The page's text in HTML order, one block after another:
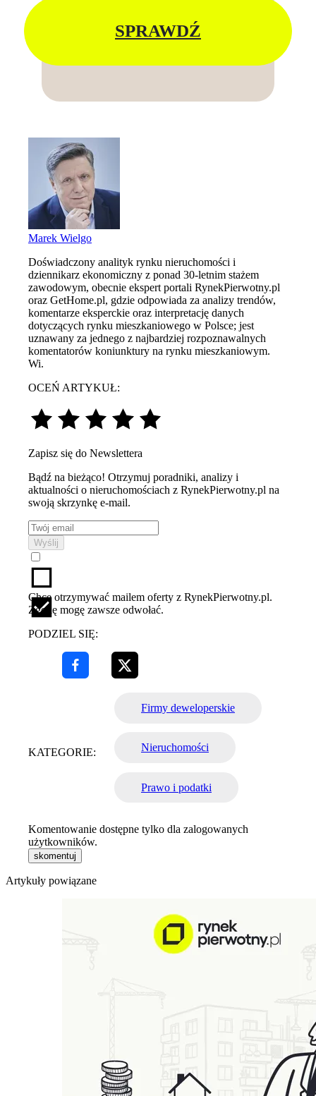
SPRAWDŹ
Marek Wielgo
Doświadczony analityk rynku nieruchomości i
dziennikarz ekonomiczny z ponad 30-letnim stażem
zawodowym, obecnie ekspert portali RynekPierwotny.pl
oraz GetHome.pl, gdzie odpowiada za analizy trendów,
komentarze eksperckie oraz interpretację danych
dotyczących rynku mieszkaniowego w Polsce; jest
uznawany za jednego z najbardziej rozpoznawalnych
komentatorów koniunktury na rynku mieszkaniowym.
Wi.
OCEŃ ARTYKUŁ:
Zapisz się do Newslettera
Bądź na bieżąco! Otrzymuj poradniki, analizy i
aktualności o nieruchomościach z RynekPierwotny.pl na
swoją skrzynkę e-mail.
Wyślij
Chcę otrzymywać mailem oferty z RynekPierwotny.pl.
Zgodę mogę zawsze odwołać.
PODZIEL SIĘ:
KATEGORIE:
Firmy deweloperskie
Nieruchomości
Prawo i podatki
Komentowanie dostępne tylko dla zalogowanych
użytkowników.
skomentuj
Artykuły powiązane